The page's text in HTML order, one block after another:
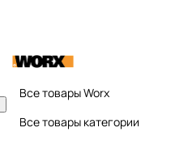
Все товары Worx
Все товары категории